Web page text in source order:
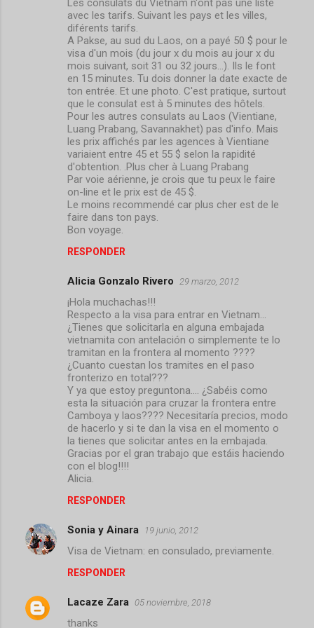
Les consulats du Vietnam n'ont pas une liste
avec les tarifs. Suivant les pays et les villes,
diférents tarifs.
A Pakse, au sud du Laos, on a payé 50 $ pour le
visa d'un mois (du jour x du mois au jour x du
mois suivant, soit 31 ou 32 jours...). Ils le font
en 15 minutes. Tu dois donner la date exacte de
ton entrée. Et une photo. C'est pratique, surtout
que le consulat est à 5 minutes des hôtels.
Pour les autres consulats au Laos (Vientiane,
Luang Prabang, Savannakhet) pas d'info. Mais
les prix affichés par les agences à Vientiane
variaient entre 45 et 55 $ selon la rapidité
d'obtention. .Plus cher à Luang Prabang
Par voie aérienne, je crois que tu peux le faire
on-line et le prix est de 45 $.
Le moins recommendé car plus cher est de le
faire dans ton pays.
Bon voyage.
RESPONDER
Alicia Gonzalo Rivero 29 marzo, 2012
¡Hola muchachas!!!
Respecto a la visa para entrar en Vietnam...
¿Tienes que solicitarla en alguna embajada
vietnamita con antelación o simplemente te lo
tramitan en la frontera al momento ????
¿Cuanto cuestan los tramites en el paso
fronterizo en total???
Y ya que estoy preguntona.... ¿Sabéis como
esta la situación para cruzar la frontera entre
Camboya y laos???? Necesitaría precios, modo
de hacerlo y si te dan la visa en el momento o
la tienes que solicitar antes en la embajada.
Gracias por el gran trabajo que estáis haciendo
con el blog!!!!
Alicia.
RESPONDER
Sonia y Ainara 19 junio, 2012
Visa de Vietnam: en consulado, previamente.
RESPONDER
Lacaze Zara 05 noviembre, 2018
thanks